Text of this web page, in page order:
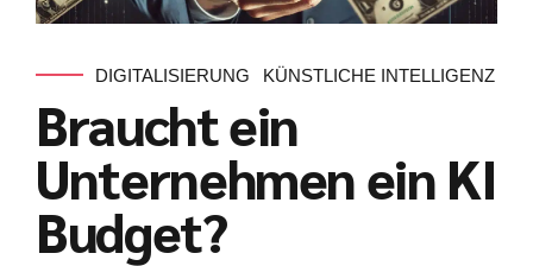
DIGITALISIERUNG KÜNSTLICHE INTELLIGENZ
Braucht ein
Unternehmen ein KI
Budget?